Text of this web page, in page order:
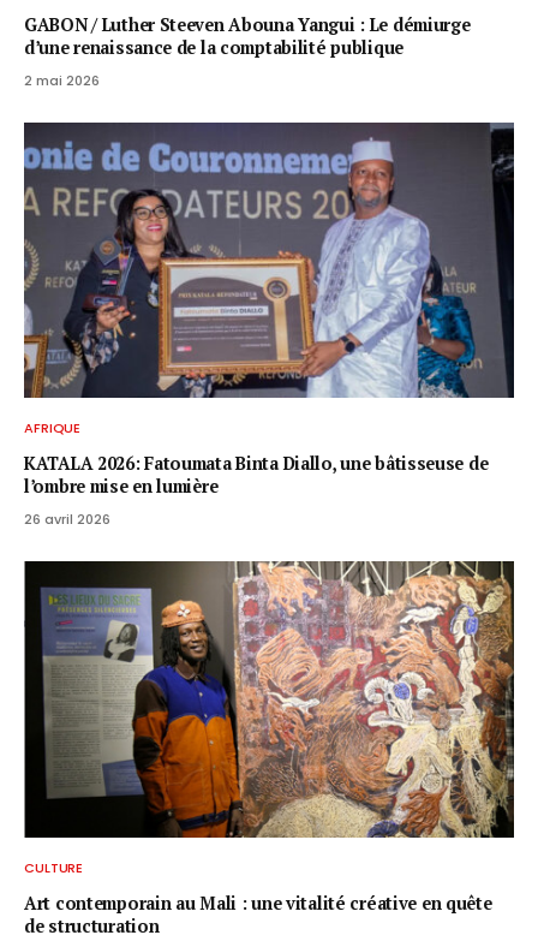
GABON / ​Luther Steeven Abouna Yangui : Le démiurge
d’une renaissance de la comptabilité publique
2 mai 2026
AFRIQUE
KATALA 2026: Fatoumata Binta Diallo, une bâtisseuse de
l’ombre mise en lumière
26 avril 2026
CULTURE
Art contemporain au Mali : une vitalité créative en quête
de structuration